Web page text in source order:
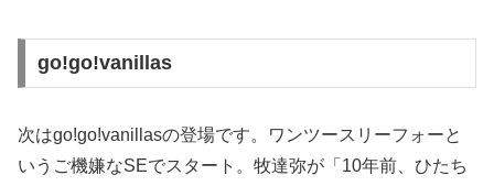
go!go!vanillas
次はgo!go!vanillasの登場です。ワンツースリーフォーと
いうご機嫌なSEでスタート。牧達弥が「10年前、ひたち